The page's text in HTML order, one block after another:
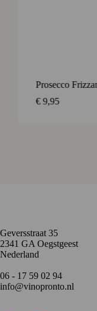
Geversstraat 35
2341 GA Oegstgeest
Nederland
06 - 17 59 02 94
info@vinopronto.nl